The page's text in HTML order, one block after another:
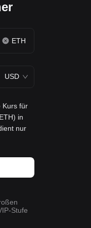
ETH
USD
Kurs für
in
nur
Stufe